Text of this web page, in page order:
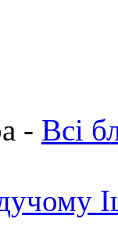
- Всі